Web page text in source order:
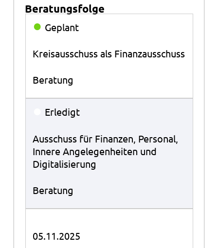
Beratungsfolge
Beratungsfolge
● Geplant
Kreisausschuss als Finanzausschuss
Beratung
Erledigt
Ausschuss für Finanzen, Personal,
Innere Angelegenheiten und
Digitalisierung
Beratung
05.11.2025